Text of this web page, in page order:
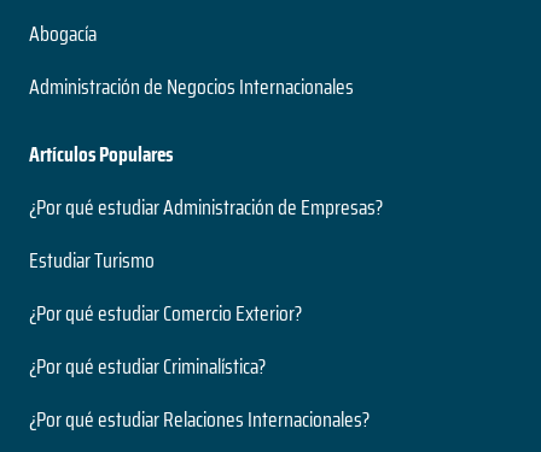
Licenciado en Trabajo Social
4 años
Grado
Nivel
Presencial
Modalidad
Licenciatura en Ciencias de la Comunicación
4 años
Duración
Grado
Nivel
Abogacía
Administración de Negocios Internacionales
Artículos Populares
¿Por qué estudiar Administración de Empresas?
Estudiar Turismo
¿Por qué estudiar Comercio Exterior?
¿Por qué estudiar Criminalística?
¿Por qué estudiar Relaciones Internacionales?